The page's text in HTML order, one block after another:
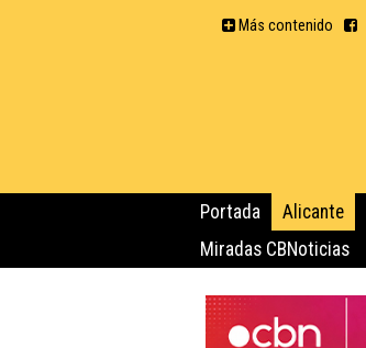
Más contenido
Portada Alicante
Miradas CBNoticias